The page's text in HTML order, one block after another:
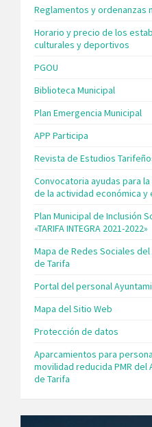
Reglamentos y ordenanzas
Horario y precio de los
culturales y deportivos
PGOU
Biblioteca Municipal
Plan Emergencia Municipal
APP Participa
Revista de Estudios
Convocatoria ayudas para
de la actividad económica y
Plan Municipal de Inclusión
«TARIFA INTEGRA 2021-2022»
Mapa de Redes Sociales
de Tarifa
Portal del personal
Mapa del Sitio Web
Protección de datos
Aparcamientos para
movilidad reducida PMR del
de Tarifa